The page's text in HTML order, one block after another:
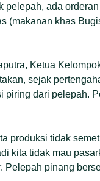
pelepah, ada
(makanan khas
Ketua
sejak
piring dari pelepah.
produksi tidak
kita tidak mau
Pelepah pinang